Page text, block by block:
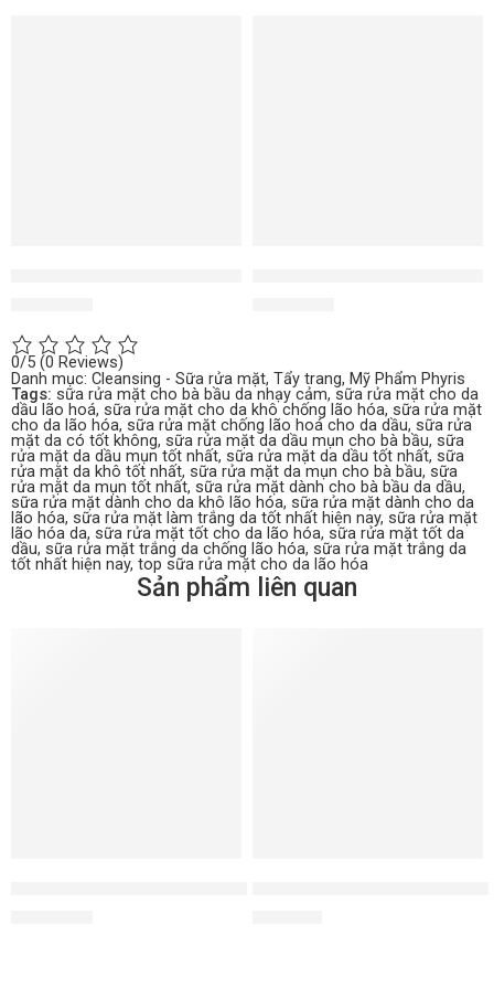
0/5 (0 Reviews)
Danh mục: Cleansing - Sữa rửa mặt, Tẩy trang, Mỹ Phẩm Phyris
Tags: sữa rửa mặt cho bà bầu da nhạy cảm, sữa rửa mặt cho da
dầu lão hoá, sữa rửa mặt cho da khô chống lão hóa, sữa rửa mặt
cho da lão hóa, sữa rửa mặt chống lão hoá cho da dầu, sữa rửa
mặt da có tốt không, sữa rửa mặt da dầu mụn cho bà bầu, sữa
rửa mặt da dầu mụn tốt nhất, sữa rửa mặt da dầu tốt nhất, sữa
rửa mặt da khô tốt nhất, sữa rửa mặt da mụn cho bà bầu, sữa
rửa mặt da mụn tốt nhất, sữa rửa mặt dành cho bà bầu da dầu,
sữa rửa mặt dành cho da khô lão hóa, sữa rửa mặt dành cho da
lão hóa, sữa rửa mặt làm trắng da tốt nhất hiện nay, sữa rửa mặt
lão hóa da, sữa rửa mặt tốt cho da lão hóa, sữa rửa mặt tốt da
dầu, sữa rửa mặt trắng da chống lão hóa, sữa rửa mặt trắng da
tốt nhất hiện nay, top sữa rửa mặt cho da lão hóa
Sản phẩm liên quan